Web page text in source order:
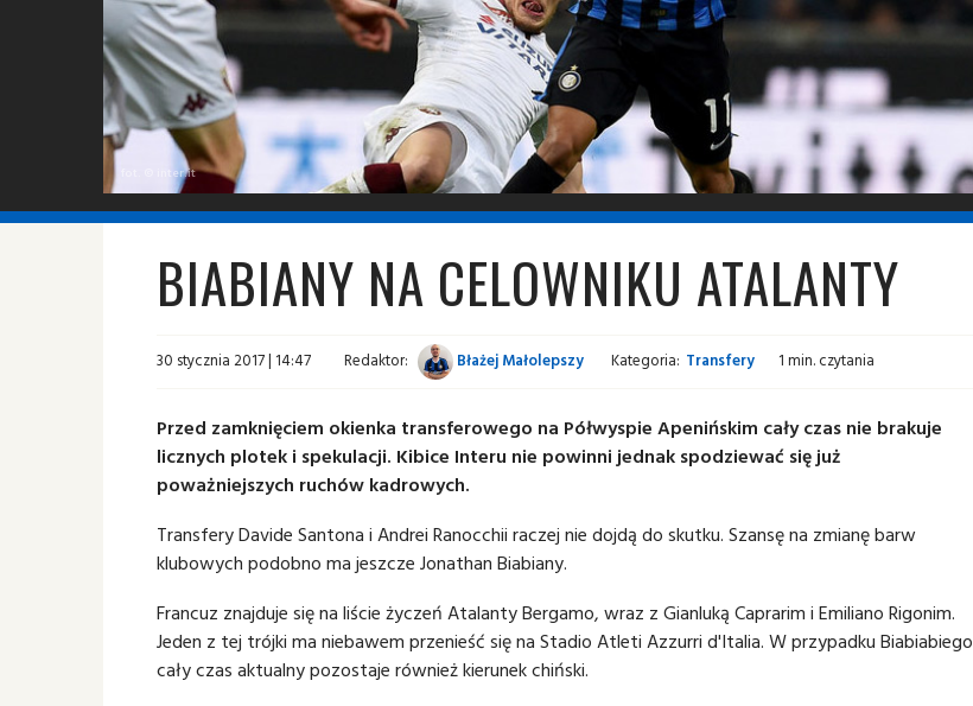
fot. © inter.it
BIABIANY NA CELOWNIKU ATALANTY
30 stycznia 2017 | 14:47 Redaktor: Błażej Małolepszy Kategoria: Transfery 1 min. czytania
Przed zamknięciem okienka transferowego na Półwyspie Apenińskim cały czas nie brakuje
licznych plotek i spekulacji. Kibice Interu nie powinni jednak spodziewać się już
poważniejszych ruchów kadrowych.
Transfery Davide Santona i Andrei Ranocchii raczej nie dojdą do skutku. Szansę na zmianę barw
klubowych podobno ma jeszcze Jonathan Biabiany.
Francuz znajduje się na liście życzeń Atalanty Bergamo, wraz z Gianluką Caprarim i Emiliano Rigonim.
Jeden z tej trójki ma niebawem przenieść się na Stadio Atleti Azzurri d'Italia. W przypadku Biabiabiego
cały czas aktualny pozostaje również kierunek chiński.